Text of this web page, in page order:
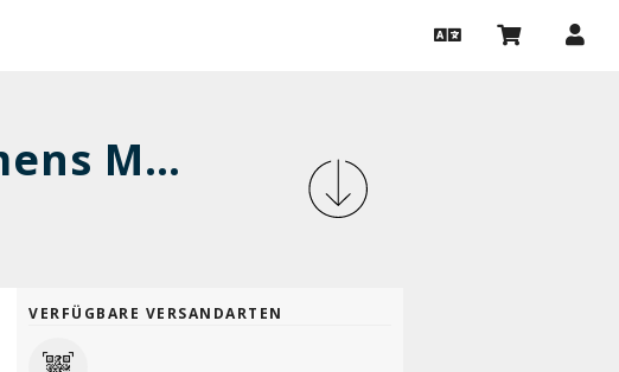
Gespräche über das Ganze: Clemens Meyer
VERFÜGBARE VERSANDARTEN